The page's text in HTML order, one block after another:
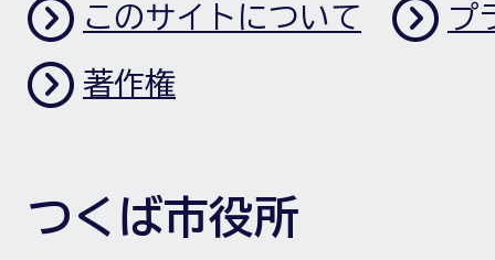
このサイトについて プ
著作権
つくば市役所